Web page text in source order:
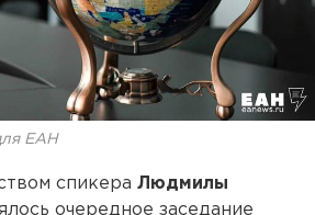
ЕАН
спикера Людмилы
очередное заседание